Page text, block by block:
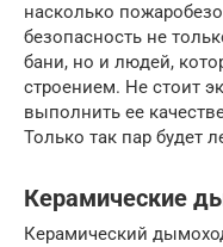
насколько
безопасность не
бани, но и людей,
строением. Не стоит
выполнить ее
Только так пар будет
Керамические
Керамический